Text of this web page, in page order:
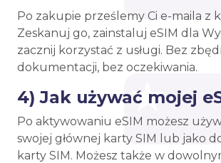
Po zakupie prześlemy Ci e-maila z
Zeskanuj go, zainstaluj eSIM dla
zacznij korzystać z usługi. Bez
dokumentacji, bez oczekiwania.
4) Jak używać mojej
Po aktywowaniu eSIM możesz
swojej głównej karty SIM lub jako
karty SIM. Możesz także w